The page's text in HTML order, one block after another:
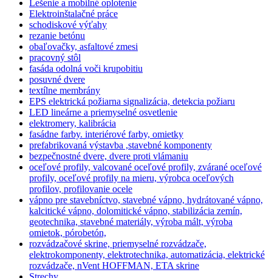
Lešenie a mobilné oplotenie
Elektroinštalačné práce
schodiskové výťahy
rezanie betónu
obaľovačky, asfaltové zmesi
pracovný stôl
fasáda odolná voči krupobitiu
posuvné dvere
textílne membrány
EPS elektrická požiarna signalizácia, detekcia požiaru
LED lineárne a priemyselné osvetlenie
elektromery, kalibrácia
fasádne farby. interiérové farby, omietky
prefabrikovaná výstavba ,stavebné komponenty
bezpečnostné dvere, dvere proti vlámaniu
oceľové profily, valcované oceľové profily, zvárané oceľové
profily, oceľové profily na mieru, výrobca oceľových
profilov, profilovanie ocele
vápno pre stavebníctvo, stavebné vápno, hydrátované vápno,
kalcitické vápno, dolomitické vápno, stabilizácia zemín,
geotechnika, stavebné materiály, výroba mált, výroba
omietok, pórobetón,
rozvádzačové skrine, priemyselné rozvádzače,
elektrokomponenty, elektrotechnika, automatizácia, elektrické
rozvádzače, nVent HOFFMAN, ETA skrine